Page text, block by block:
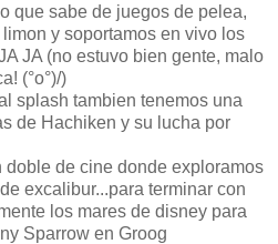
que sabe de juegos de pelea,
y soportamos en vivo los
JA (no estuvo bien gente, malo
(°o°)/)
splash tambien tenemos una
de Hachiken y su lucha por
de cine donde exploramos
excalibur...para terminar con
los mares de disney para
Sparrow en Groog